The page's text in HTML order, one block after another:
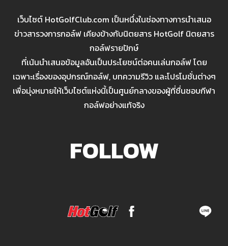
เว็บไซต์ HotGolfClub.com เป็นหนึ่งในช่องทางการนำเสนอ
ข่าวสารวงการกอล์ฟ เคียงข้างกับนิตยสาร HotGolf นิตยสาร
กอล์ฟรายปักษ์
ที่เน้นนำเสนอข้อมูลอันเป็นประโยชน์ต่อคนเล่นกอล์ฟ โดย
เฉพาะเรื่องของอุปกรณ์กอล์ฟ, บทความรีวิว และโปรโมชั่นต่างๆ
เพื่อมุ่งหมายให้เว็บไซต์แห่งนี้เป็นศูนย์กลางของผู้ที่ชื่นชอบกีฬา
กอล์ฟอย่างแท้จริง
FOLLOW